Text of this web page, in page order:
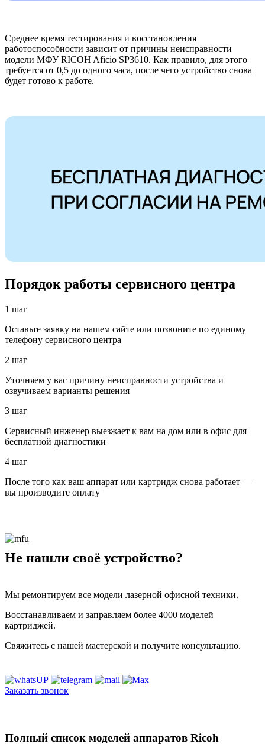
Среднее время тестирования и восстановления
работоспособности зависит от причины неисправности
модели МФУ RICOH Aficio SP3610. Как правило, для этого
требуется от 0,5 до одного часа, после чего устройство снова
будет готово к работе.
Порядок работы сервисного центра
1 шаг
Оставьте заявку на нашем сайте или позвоните по единому
телефону сервисного центра
2 шаг
Уточняем у вас причину неисправности устройства и
озвучиваем варианты решения
3 шаг
Сервисный инженер выезжает к вам на дом или в офис для
бесплатной диагностики
4 шаг
После того как ваш аппарат или картридж снова работает —
вы производите оплату
Не нашли своё устройство?
Мы ремонтируем все модели лазерной офисной техники.
Восстанавливаем и заправляем более 4000 моделей
картриджей.
Свяжитесь с нашей мастерской и получите консультацию.
Заказать звонок
Полный список моделей аппаратов Ricoh